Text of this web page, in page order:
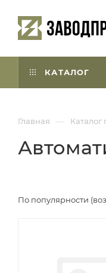
КАТАЛОГ
Главная —
По популярности